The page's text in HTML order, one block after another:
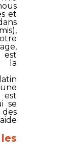
et
la
est
se
des